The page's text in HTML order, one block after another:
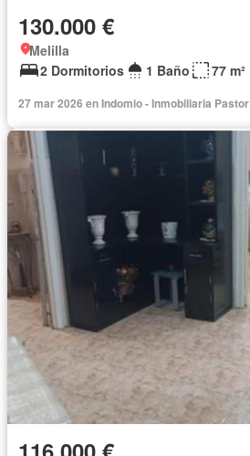
130.000 €
Melilla
2 Dormitorios
1 Baño 77 m²
27 mar 2026 en Indomio - Inmobiliaria Pastor